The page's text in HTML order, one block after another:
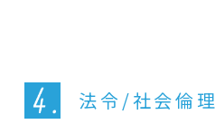
法令/社会倫